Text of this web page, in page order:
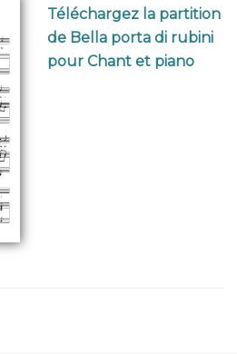
Téléchargez la partition
de Bella porta di rubini
pour Chant et piano